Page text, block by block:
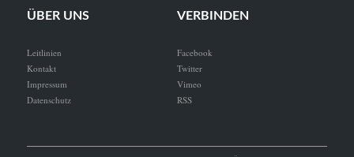
ÜBER UNS
Leitlinien
Kontakt
Impressum
Datenschutz
VERBINDEN
Facebook
Twitter
Vimeo
RSS